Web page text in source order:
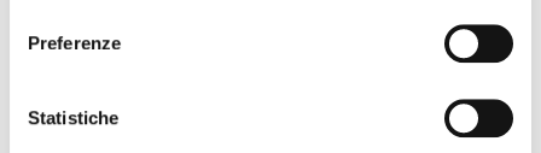
Preferenze
Statistiche
tecnologica: opportunità e sfide imposte dai
cambiamenti climatici
Sabato 14 novembre dalle ore 15 alle 16, room 2
Relatori: